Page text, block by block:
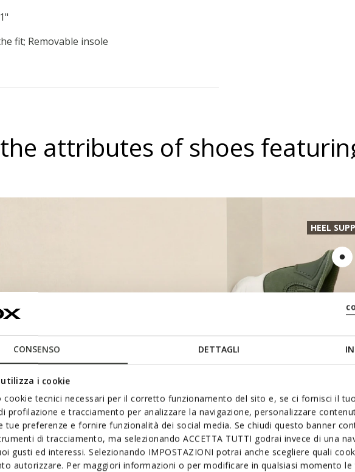
CONSENSO DETTAGLI
utilizza i cookie
cookie tecnici necessari per il corretto funzionamento del sito e, se ci fornisci il
profilazione e tracciamento per analizzare la navigazione, personalizzare
tue preferenze e fornire funzionalità dei social media. Se chiudi questo banner
di tracciamento, ma selezionando ACCETTA TUTTI godrai invece di una
gusti ed interessi. Selezionando IMPOSTAZIONI potrai anche scegliere quali
autorizzare. Per maggiori informazioni o per modificare in qualsiasi momento
fit; Removable insole
attributes of shoes
SOFT PAD
HEEL
CONTOURED TONGUE